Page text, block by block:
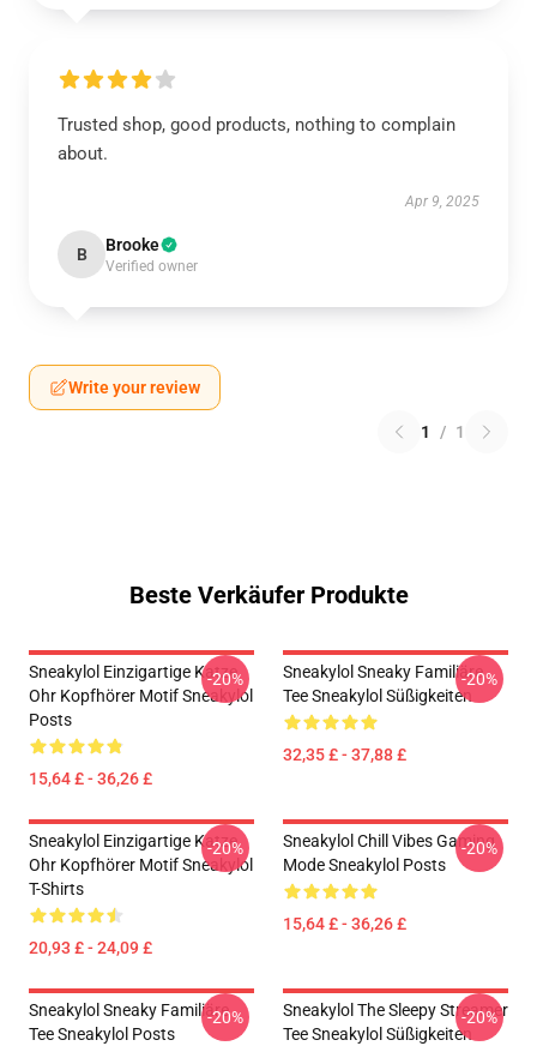
Trusted shop, good products, nothing to complain
about.
Apr 9, 2025
B Brooke
Verified owner
Write your review
1 / 1
Beste Verkäufer Produkte
Sneakylol Einzigartige Katze
Ohr Kopfhörer Motif Sneakylol
Posts
15,64 £ - 36,26 £
-20%
Sneakylol Sneaky Familiäre
Tee Sneakylol Süßigkeiten
32,35 £ - 37,88 £
-20%
Sneakylol Einzigartige Katze
Ohr Kopfhörer Motif Sneakylol
T-Shirts
20,93 £ - 24,09 £
-20%
Sneakylol Chill Vibes Gaming
Mode Sneakylol Posts
15,64 £ - 36,26 £
-20%
Sneakylol Sneaky Familiäre
Tee Sneakylol Posts
-20%
Sneakylol The Sleepy Streamer
Tee Sneakylol Süßigkeiten
-20%